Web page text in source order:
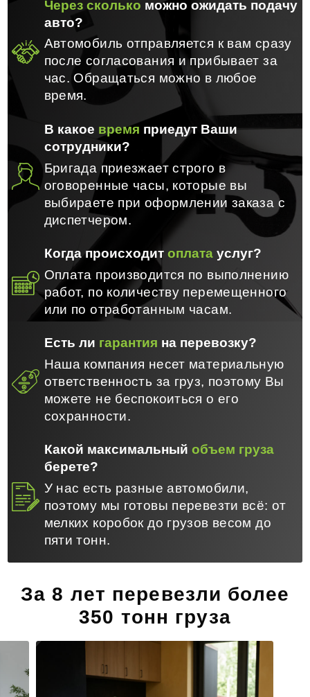
Через сколько можно ожидать подачу
авто?
Автомобиль отправляется к вам сразу
после согласования и прибывает за
час. Обращаться можно в любое
время.
В какое время приедут Ваши
сотрудники?
Бригада приезжает строго в
оговоренные часы, которые вы
выбираете при оформлении заказа с
диспетчером.
Когда происходит оплатауслуг?
Оплата производится по выполнению
работ, по количеству перемещенного
или по отработанным часам.
Есть ли гарантия на перевозку?
Наша компания несет материальную
ответственность за груз, поэтому Вы
можете не беспокоиться о его
сохранности.
Какой максимальный объем груза
берете?
У нас есть разные автомобили,
поэтому мы готовы перевезти всё: от
мелких коробок до грузов весом до
пяти тонн.
За 8 лет перевезли более
350 тонн груза